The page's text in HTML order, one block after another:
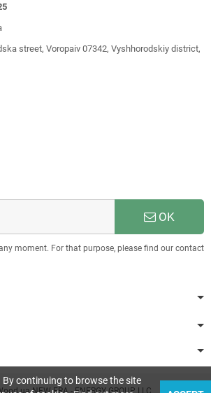
street, Voropaiv 07342, Vyshhorodskiy district,
OK
moment. For that purpose, please find our contact
NEW ERA - ENERGY GROUP LLC
By continuing to browse the site